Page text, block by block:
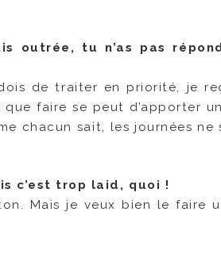
outrée, tu n’as pas
de traiter en priorité, je
faire se peut d’apporter
chacun sait, les journées ne
c’est trop laid, quoi !
Mais je veux bien le faire